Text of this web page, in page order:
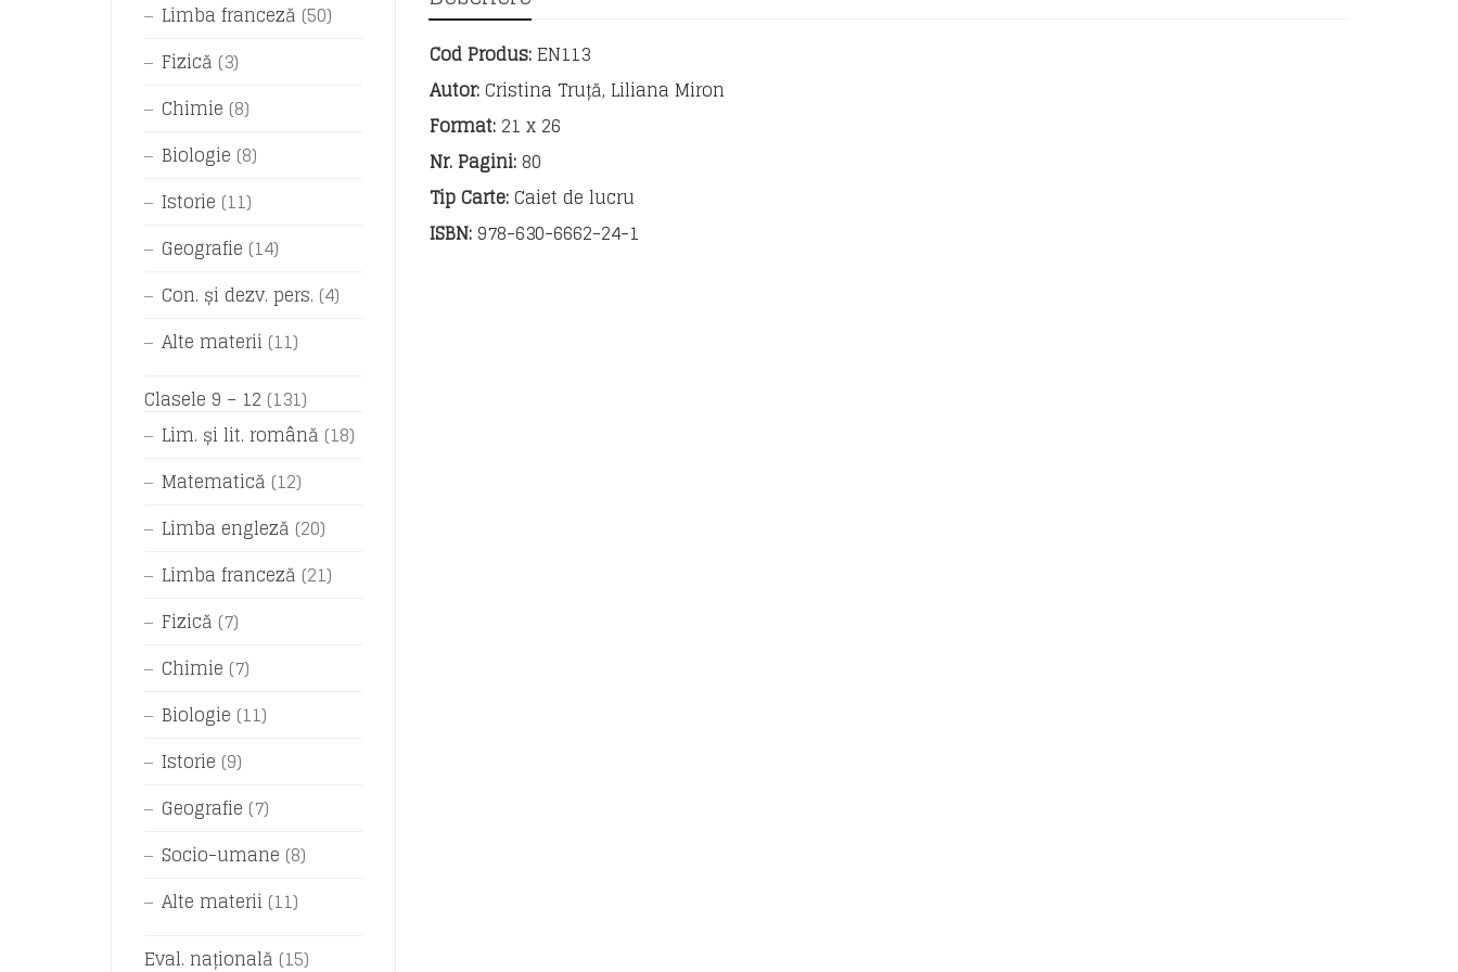
Cod Produs:EN113
Autor:Cristina Truță, Liliana Miron
Format:21 x 26
Nr. Pagini:80
Tip Carte:Caiet de lucru
ISBN:978-630-6662-24-1
Limba franceză (50)
Fizică (3)
Chimie (8)
Biologie (8)
Istorie (11)
Geografie (14)
Con. și dezv. pers. (4)
Alte materii (11)
Clasele 9 – 12 (131)
Lim. și lit. română (18)
Matematică (12)
Limba engleză (20)
Limba franceză (21)
Fizică (7)
Chimie (7)
Biologie (11)
Istorie (9)
Geografie (7)
Socio-umane (8)
Alte materii (11)
Eval. națională (15)